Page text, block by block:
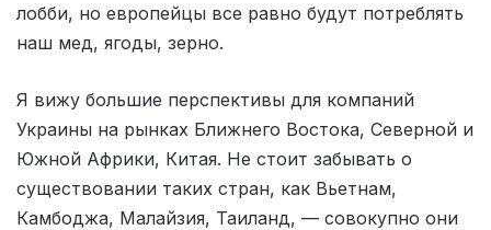
лобби, но европейцы все равно будут потреблять
наш мед, ягоды, зерно.
Я вижу большие перспективы для компаний
Украины на рынках Ближнего Востока, Северной и
Южной Африки, Китая. Не стоит забывать о
существовании таких стран, как Вьетнам,
Камбоджа, Малайзия, Таиланд, — совокупно они